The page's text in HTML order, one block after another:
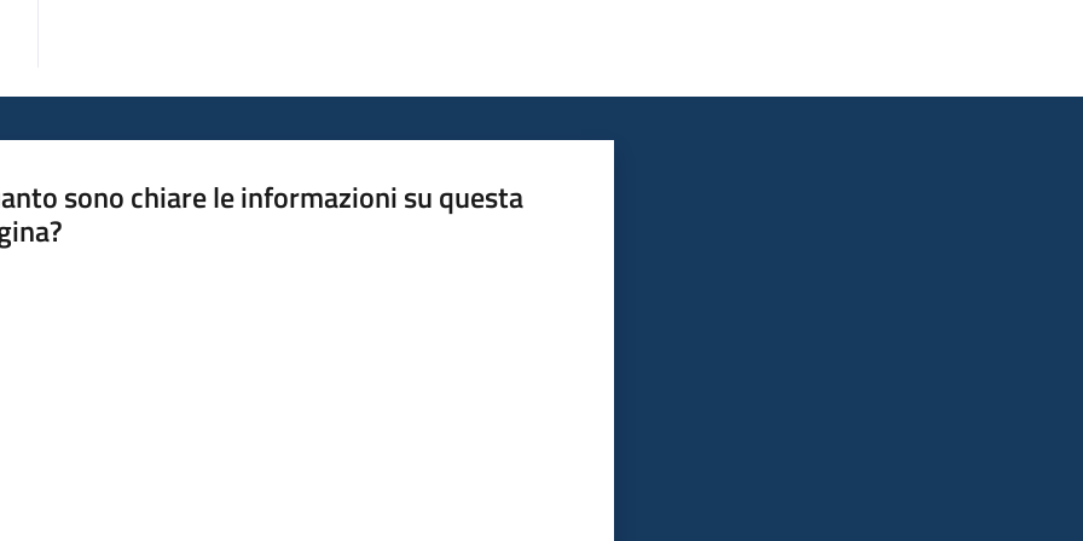
sono chiare le informazioni su questa